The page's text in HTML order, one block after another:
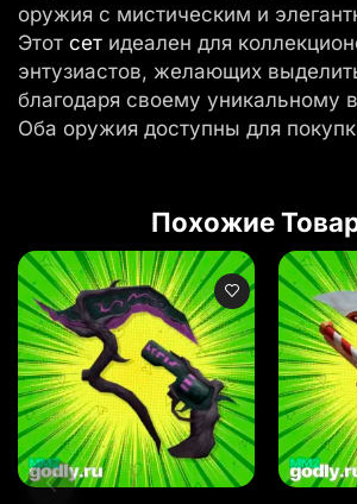
оружия с мистическим и
Этот сет идеален для
энтузиастов, желающих
благодаря своему уникальному
Оба оружия доступны для
Похожие